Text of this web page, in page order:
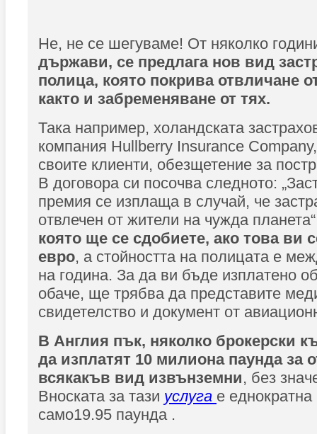
Не, не се шегуваме! От няколко
държави, се предлага нов вид
полица, която покрива отвличане
както и забременяване от тях.
Така например, холандската
компания Hullberry Insurance
своите клиенти, обезщетение за
В договора си посочва следното:
премия се изплаща в случай, че
отвлечен от жители на чужда
която ще се сдобиете, ако това ви
евро, а стойността на полицата е
на година. За да ви бъде изплатено
обаче, ще трябва да представите
свидетелство и документ от
В Англия пък, няколко брокерски
да изплатят 10 милиона паунда за
всякакъв вид извънземни, без
Вноската за тази услуга е еднократна
само19.95 паунда .